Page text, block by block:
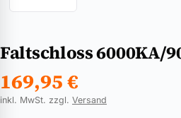
Faltschloss 6000KA/
169,95€
inkl. MwSt. zzgl. Versand